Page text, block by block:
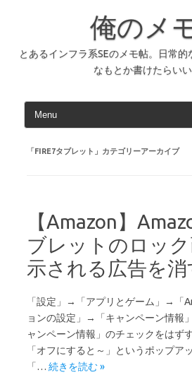
へ
俺のメ
とあるインフラ系SEのメモ帖。日常
なもとか書けたらいい
「FIRE7タブレット 」カテゴリーアーカイブ
【Amazon】
ブレットのロッ
示される広告を消
「設定」→「アプリとゲーム」→「
ョンの設定」→「キャンペーン情報
ャンペーン情報」のチェックをはず
「オフにすると～」というポップア
「… 続きを読む »